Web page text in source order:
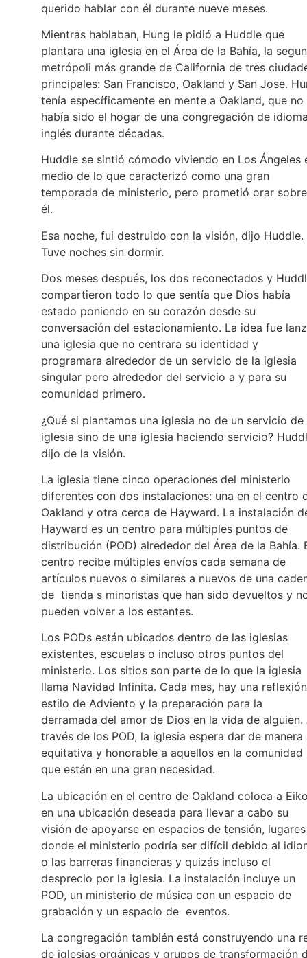
querido hablar con él durante nueve meses.
Mientras hablaban, Hung le pidió a Huddle que
plantara una iglesia en el Área de la Bahía, la
metrópoli más grande de California de tres
principales: San Francisco, Oakland y San Jose.
tenía específicamente en mente a Oakland, que no
había sido el hogar de una congregación de
inglés durante décadas.
Huddle se sintió cómodo viviendo en Los Ángeles
medio de lo que caracterizó como una gran
temporada de ministerio, pero prometió orar sobre
él.
Esa noche, fui destruido con la visión, dijo Huddle.
Tuve noches sin dormir.
Dos meses después, los dos reconectados y
compartieron todo lo que sentía que Dios había
estado poniendo en su corazón desde su
conversación del estacionamiento. La idea fue
una iglesia que no centrara su identidad y
programara alrededor de un servicio de la iglesia
singular pero alrededor del servicio a y para su
comunidad primero.
¿Qué si plantamos una iglesia no de un servicio de
iglesia sino de una iglesia haciendo servicio?
dijo de la visión.
La iglesia tiene cinco operaciones del ministerio
diferentes con dos instalaciones: una en el centro
Oakland y otra cerca de Hayward. La instalación
Hayward es un centro para múltiples puntos de
distribución (POD) alrededor del Área de la Bahía.
centro recibe múltiples envíos cada semana de
artículos nuevos o similares a nuevos de una
de tienda s minoristas que han sido devueltos y
pueden volver a los estantes.
Los PODs están ubicados dentro de las iglesias
existentes, escuelas o incluso otros puntos del
ministerio. Los sitios son parte de lo que la iglesia
llama Navidad Infinita. Cada mes, hay una
estilo de Adviento y la preparación para la
derramada del amor de Dios en la vida de alguien.
través de los POD, la iglesia espera dar de manera
equitativa y honorable a aquellos en la comunidad
que están en una gran necesidad.
La ubicación en el centro de Oakland coloca a
en una ubicación deseada para llevar a cabo su
visión de apoyarse en espacios de tensión, lugares
donde el ministerio podría ser difícil debido al
o las barreras financieras y quizás incluso el
desprecio por la iglesia. La instalación incluye un
POD, un ministerio de música con un espacio de
grabación y un espacio de eventos.
La congregación también está construyendo una
de iglesias orgánicas y grupos de transformación